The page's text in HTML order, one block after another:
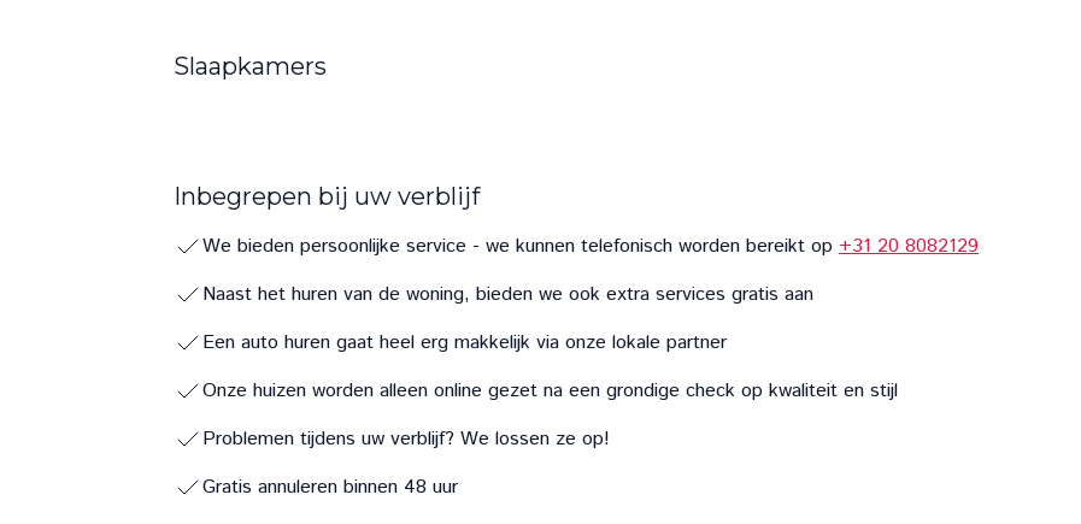
Slaapkamers
Inbegrepen bij uw verblijf
We bieden persoonlijke service - we kunnen telefonisch worden bereikt op +31 20 8082129
Naast het huren van de woning, bieden we ook extra services gratis aan
Een auto huren gaat heel erg makkelijk via onze lokale partner
Onze huizen worden alleen online gezet na een grondige check op kwaliteit en stijl
Problemen tijdens uw verblijf? We lossen ze op!
Gratis annuleren binnen 48 uur